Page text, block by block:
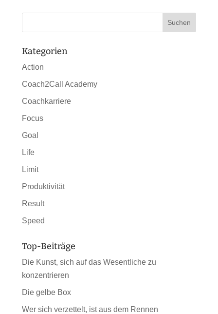
Kategorien
Action
Coach2Call Academy
Coachkarriere
Focus
Goal
Life
Limit
Produktivität
Result
Speed
Top-Beiträge
Die Kunst, sich auf das Wesentliche zu
konzentrieren
Die gelbe Box
Wer sich verzettelt, ist aus dem Rennen